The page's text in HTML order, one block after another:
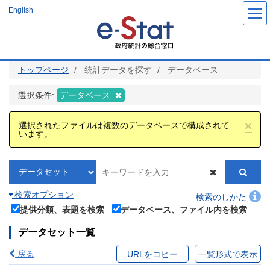
ツ
English
トップページ 統計データを探す データベース
選択条件: データベース
×
選択されたファイルは複数のデータベースで構成されて
います。
検索オプション
検索のしかた
提供分類、表題を検索
データベース、ファイル内を検索
データセット一覧
戻る URLをコピー 一覧形式で表示